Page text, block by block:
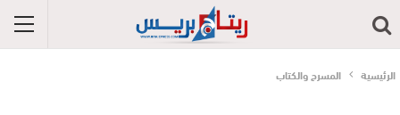
الرئيسية المسرح والكتاب